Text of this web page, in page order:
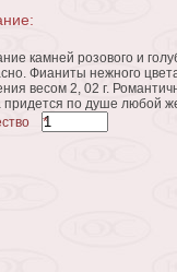
камней розового и
Фианиты нежного
весом 2, 02 г.
придется по душе любой
*